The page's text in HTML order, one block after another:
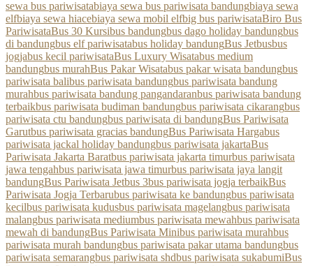
sewa bus pariwisatabiaya sewa bus pariwisata bandungbiaya sewa
elfbiaya sewa hiacebiaya sewa mobil elfbig bus pariwisataBiro Bus
PariwisataBus 30 Kursibus bandungbus dago holiday bandungbus
di bandungbus elf pariwisatabus holiday bandungBus Jetbusbus
jogjabus kecil pariwisataBus Luxury Wisatabus medium
bandungbus murahBus Pakar Wisatabus pakar wisata bandungbus
pariwisata balibus pariwisata bandungbus pariwisata bandung
murahbus pariwisata bandung pangandaranbus pariwisata bandung
terbaikbus pariwisata budiman bandungbus pariwisata cikarangbus
pariwisata ctu bandungbus pariwisata di bandungBus Pariwisata
Garutbus pariwisata gracias bandungBus Pariwisata Hargabus
pariwisata jackal holiday bandungbus pariwisata jakartaBus
Pariwisata Jakarta Baratbus pariwisata jakarta timurbus pariwisata
jawa tengahbus pariwisata jawa timurbus pariwisata jaya langit
bandungBus Pariwisata Jetbus 3bus pariwisata jogja terbaikBus
Pariwisata Jogja Terbarubus pariwisata ke bandungbus pariwisata
kecilbus pariwisata kudusbus pariwisata magelangbus pariwisata
malangbus pariwisata mediumbus pariwisata mewahbus pariwisata
mewah di bandungBus Pariwisata Minibus pariwisata murahbus
pariwisata murah bandungbus pariwisata pakar utama bandungbus
pariwisata semarangbus pariwisata shdbus pariwisata sukabumiBus